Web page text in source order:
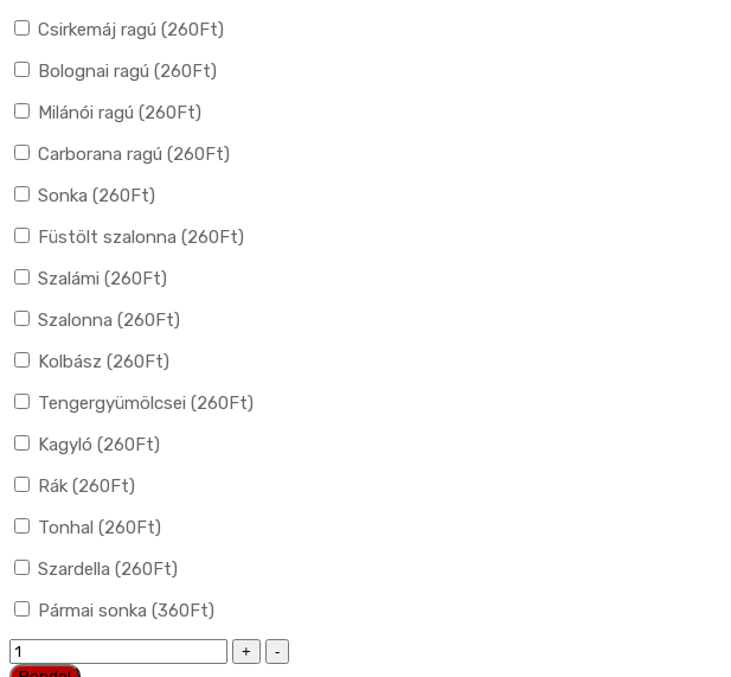
Csirkemáj ragú (260Ft)
Bolognai ragú (260Ft)
Milánói ragú (260Ft)
Carborana ragú (260Ft)
Sonka (260Ft)
Füstölt szalonna (260Ft)
Szalámi (260Ft)
Szalonna (260Ft)
Kolbász (260Ft)
Tengergyümölcsei (260Ft)
Kagyló (260Ft)
Rák (260Ft)
Tonhal (260Ft)
Szardella (260Ft)
Pármai sonka (360Ft)
17.
Pizza